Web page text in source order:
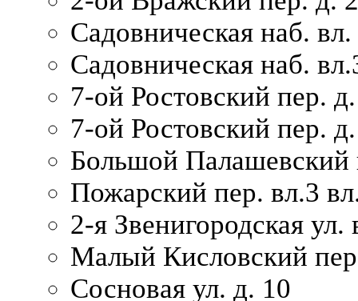
Садовническая наб.
Садовническая наб.
7-ой Ростовский пер.
7-ой Ростовский пер.
Большой Палашевский
Пожарский пер. вл.3
2-я Звенигородская ул.
Малый Кисловский
Сосновая ул. д. 10